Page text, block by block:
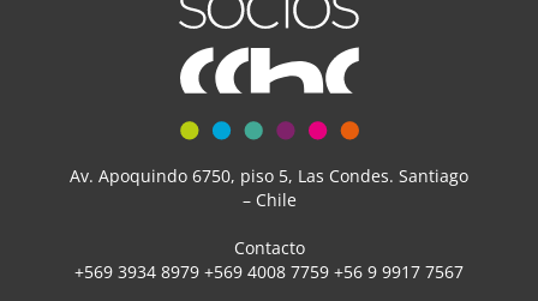
Av. Apoquindo 6750, piso 5, Las Condes. Santiago
– Chile
Contacto
+569 3934 8979 +569 4008 7759 +56 9 9917 7567